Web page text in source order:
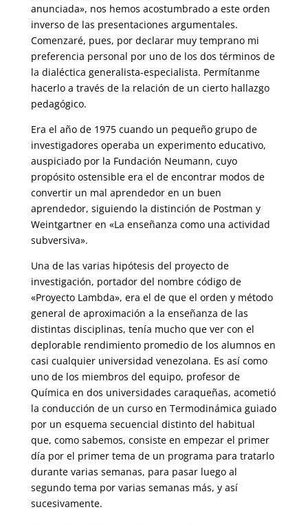
anunciada», nos hemos acostumbrado a este orden
inverso de las presentaciones argumentales.
Comenzaré, pues, por declarar muy temprano mi
preferencia personal por uno de los dos términos de
la dialéctica generalista-especialista. Permítanme
hacerlo a través de la relación de un cierto hallazgo
pedagógico.
Era el año de 1975 cuando un pequeño grupo de
investigadores operaba un experimento educativo,
auspiciado por la Fundación Neumann, cuyo
propósito ostensible era el de encontrar modos de
convertir un mal aprendedor en un buen
aprendedor, siguiendo la distinción de Postman y
Weintgartner en «La enseñanza como una actividad
subversiva».
Una de las varias hipótesis del proyecto de
investigación, portador del nombre código de
«Proyecto Lambda», era el de que el orden y método
general de aproximación a la enseñanza de las
distintas disciplinas, tenía mucho que ver con el
deplorable rendimiento promedio de los alumnos en
casi cualquier universidad venezolana. Es así como
uno de los miembros del equipo, profesor de
Química en dos universidades caraqueñas, acometió
la conducción de un curso en Termodinámica guiado
por un esquema secuencial distinto del habitual
que, como sabemos, consiste en empezar el primer
día por el primer tema de un programa para tratarlo
durante varias semanas, para pasar luego al
segundo tema por varias semanas más, y así
sucesivamente.